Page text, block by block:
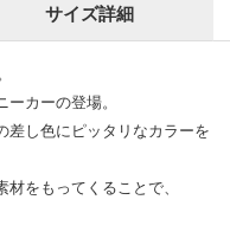
サイズ詳細
カーの登場。
差し色にピッタリなカラーを
をもってくることで、